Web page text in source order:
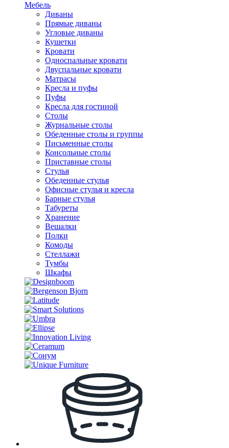
Мебель
Диваны
Прямые диваны
Угловые диваны
Кушетки
Кровати
Односпальные кровати
Двуспальные кровати
Матрасы
Кресла и пуфы
Пуфы
Кресла для гостиной
Столы
Журнальные столы
Обеденные столы и группы
Письменные столы
Консольные столы
Приставные столы
Стулья
Обеденные стулья
Офисные стулья и кресла
Барные стулья
Табуреты
Хранение
Вешалки
Полки
Комоды
Стеллажи
Тумбы
Шкафы